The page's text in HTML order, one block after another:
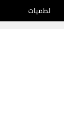
لطميات